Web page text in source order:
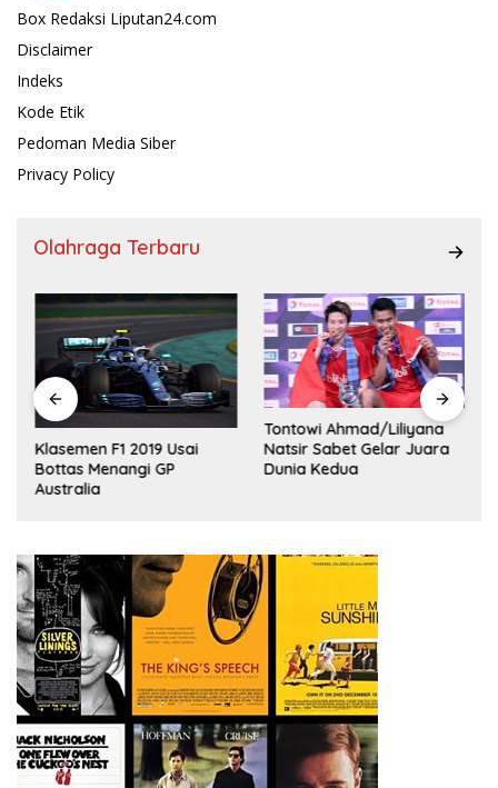
Box Redaksi Liputan24.com
Disclaimer
Indeks
Kode Etik
Pedoman Media Siber
Privacy Policy
Olahraga Terbaru
Klasemen F1 2019 Usai
Bottas Menangi GP
Australia
Tontowi Ahmad/Liliyana
Natsir Sabet Gelar Juara
Dunia Kedua